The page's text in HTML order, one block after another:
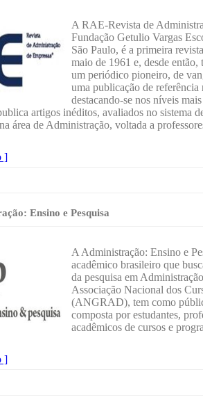
A RAE-Revista de
Fundação Getulio Vargas
São Paulo, é a primeira
maio de 1961 e, desde
um periódico pioneiro, de
uma publicação de
destacando-se nos níveis
artigos inéditos, avaliados no sistema
área de Administração, voltada a
]
Ensino e Pesquisa
A Administração: Ensino e
acadêmico brasileiro que
da pesquisa em
Associação Nacional dos
(ANGRAD), tem como
composta por estudantes,
acadêmicos de cursos e
]